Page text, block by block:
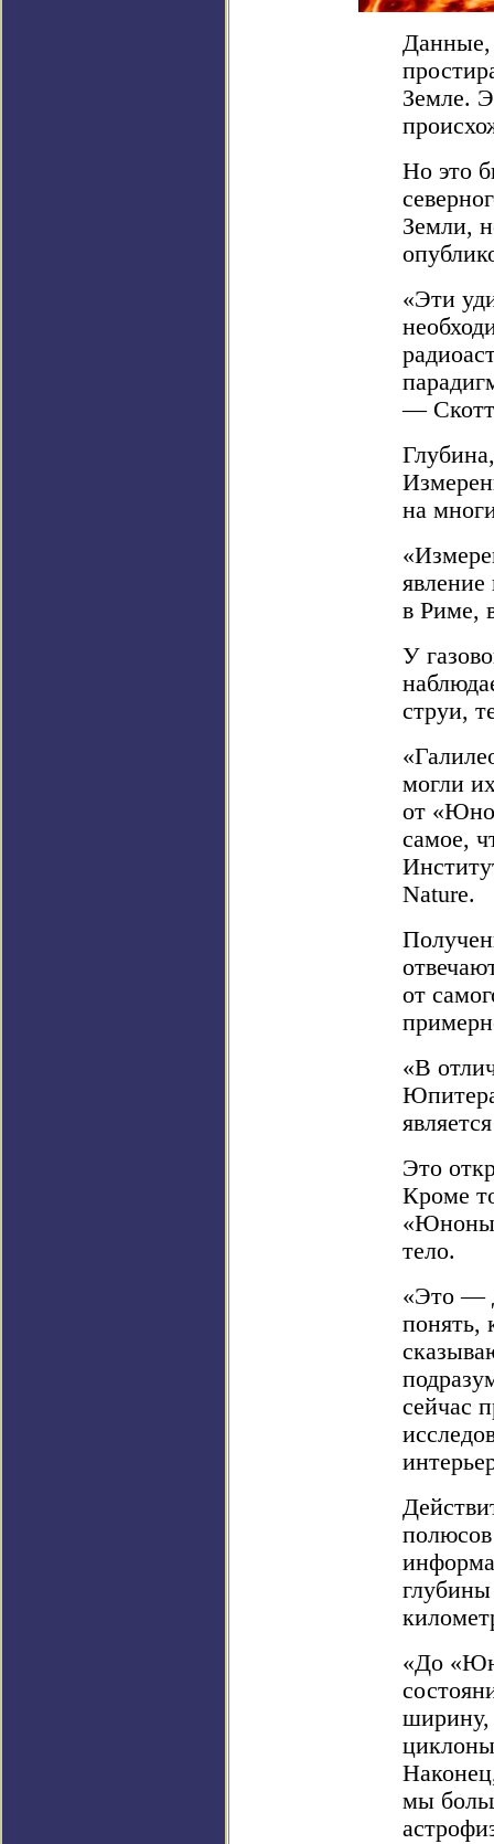
Данные,
Земле.
Но это
Земли,
«Эти
— Скотт
на
в Риме,
У
струи,
могли
от
самое,
Nature.
от
«В
Это
Кроме
тело.
«Это —
понять,
сейчас
«До
мы